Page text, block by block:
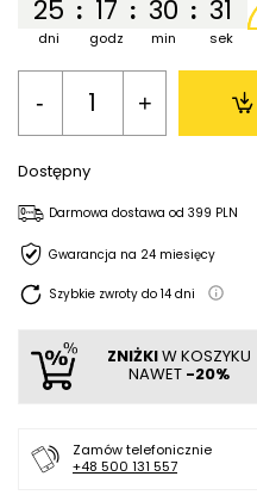
:
dni
25 :
godz
17 :
min
30
sek
31
- +
Dostępny
Darmowa dostawa od 399 PLN
Gwarancja na 24 miesięcy
Szybkie zwroty do 14 dni
ZNIŻKIW KOSZYKU
NAWET -20%
Zamów telefonicznie
+48 500 131 557